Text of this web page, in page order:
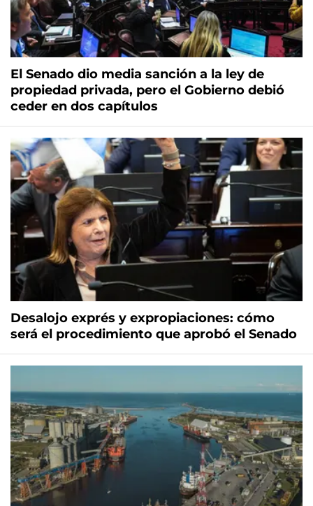
El Senado dio media sanción a la ley de
propiedad privada, pero el Gobierno debió
ceder en dos capítulos
Desalojo exprés y expropiaciones: cómo
será el procedimiento que aprobó el Senado